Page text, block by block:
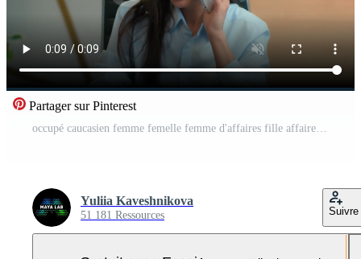
Partager sur Pinterest
occupé caucasien femme femelle femme d'affaires fille affaires Dame sérieux directeur ouvrier consultant avocat agent parlant mobile téléphone à Bureau recherche en train de lire papiers discuter les documents téléphone intelligent appel Vidéo Pro
Yuliia Kaveshnikova
51 181 Ressources Suivre